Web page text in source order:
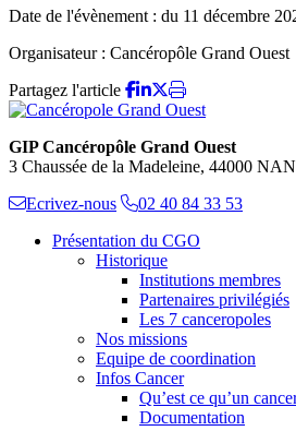
Date de l'évènement : du 11 décembre
Organisateur : Cancéropôle Grand Ouest
Partagez l'article
GIP Cancéropôle Grand Ouest
3 Chaussée de la Madeleine, 44000
Ecrivez-nous
02 40 84 33 53
Présentation du CGO
Historique
Institutions membres
Partenaires privilégiés
Les 7 canceropoles
Nos missions
Equipe de coordination
Infos Cancer
Qu’est ce qu’un
Documentation